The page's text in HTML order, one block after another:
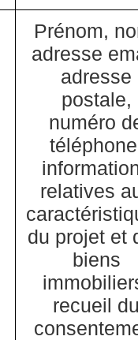
Prénom,
adresse
adresse
postale,
numéro
relatives
du projet et
biens
recueil